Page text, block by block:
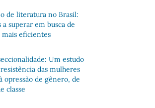
de literatura no Brasil:
a superar em busca de
mais eficientes
Um estudo
das mulheres
opressão de gênero, de
classe